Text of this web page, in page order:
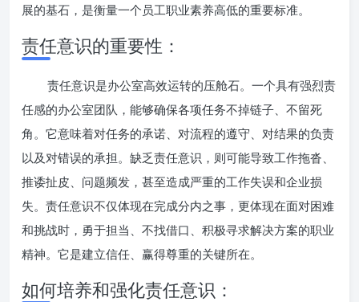
展的基石，是衡量一个员工职业素养高低的重要标准。
责任意识的重要性：
责任意识是办公室高效运转的压舱石。一个具有强烈责
任感的办公室团队，能够确保各项任务不掉链子、不留死
角。它意味着对任务的承诺、对流程的遵守、对结果的负责
以及对错误的承担。缺乏责任意识，则可能导致工作拖沓、
推诿扯皮、问题频发，甚至造成严重的工作失误和企业损
失。责任意识不仅体现在完成分内之事，更体现在面对困难
和挑战时，勇于担当、不找借口、积极寻求解决方案的职业
精神。它是建立信任、赢得尊重的关键所在。
如何培养和强化责任意识：